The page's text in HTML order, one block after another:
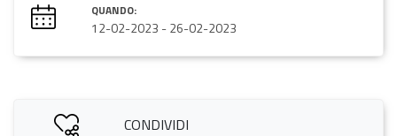
QUANDO:
12-02-2023 -26-02-2023
CONDIVIDI